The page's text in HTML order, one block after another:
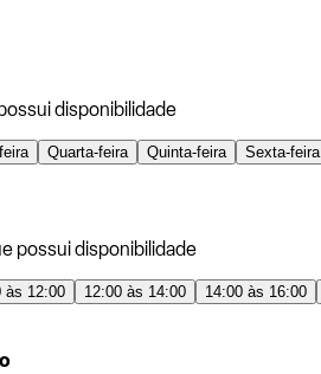
disponibilidade
Quarta-feira Quinta-feira Sexta-feira
possui disponibilidade
às 12:00 12:00 às 14:00 14:00 às 16:00